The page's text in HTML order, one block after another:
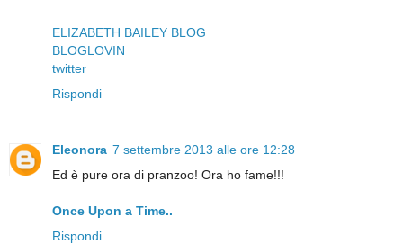
ELIZABETH BAILEY BLOG
BLOGLOVIN
twitter
Rispondi
Eleonora 7 settembre 2013 alle ore 12:28
Ed è pure ora di pranzoo! Ora ho fame!!!
Once Upon a Time..
Rispondi